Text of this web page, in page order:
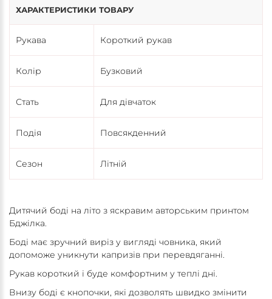
ХАРАКТЕРИСТИКИ ТОВАРУ
Рукава Короткий рукав
Колір Бузковий
Стать Для дівчаток
Подія Повсякденний
Сезон Літній
Дитячий боді на літо з яскравим авторським принтом
Бджілка.
Боді має зручний виріз у вигляді човника, який
допоможе уникнути капризів при перевдяганні.
Рукав короткий і буде комфортним у теплі дні.
Внизу боді є кнопочки, які дозволять швидко змінити